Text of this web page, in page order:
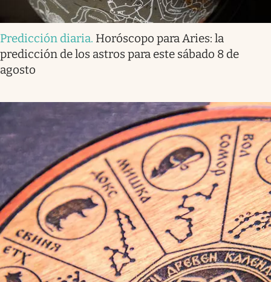
Predicción diaria. Horóscopo para Aries: la
predicción de los astros para este sábado 8 de
agosto